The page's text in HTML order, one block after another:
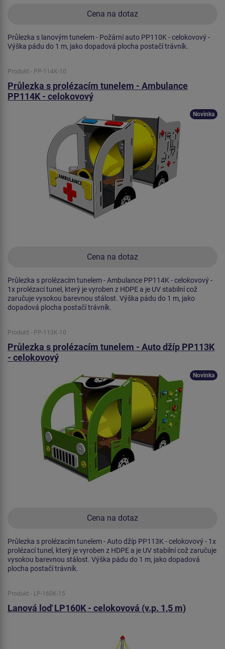
Cena na dotaz
Průlezka s lanovým tunelem - Požární auto PP110K - celokovový -
Výška pádu do 1 m, jako dopadová plocha postačí trávník.
Produkt - PP-114K-10
Průlezka s prolézacím tunelem - Ambulance
PP114K - celokovový
Cena na dotaz
Novinka
Průlezka s prolézacím tunelem - Ambulance PP114K - celokovový -
1x prolézací tunel, který je vyroben z HDPE a je UV stabilní což
zaručuje vysokou barevnou stálost. Výška pádu do 1 m, jako
dopadová plocha postačí trávník.
Produkt - PP-113K-10
Průlezka s prolézacím tunelem - Auto džíp PP113K
- celokovový
Cena na dotaz
Novinka
Průlezka s prolézacím tunelem - Auto džíp PP113K - celokovový - 1x
prolézací tunel, který je vyroben z HDPE a je UV stabilní což zaručuje
vysokou barevnou stálost. Výška pádu do 1 m, jako dopadová
plocha postačí trávník.
Produkt - LP-160K-15
Lanová loď LP160K - celokovová (v.p. 1,5 m)